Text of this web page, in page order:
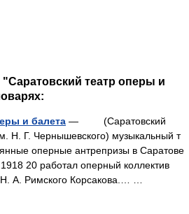
"Саратовский театр оперы и
и балета — (Саратовский
Н. Г. Чернышевского) музыкальный т
оперные антрепризы в Саратове
20 работал оперный коллектив
А. Римского Корсакова.… …